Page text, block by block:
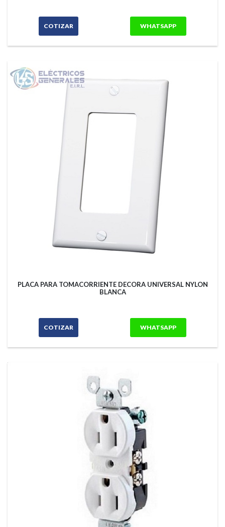
COTIZAR WHATSAPP
PLACA PARA TOMACORRIENTE DECORA UNIVERSAL NYLON
BLANCA
COTIZAR WHATSAPP